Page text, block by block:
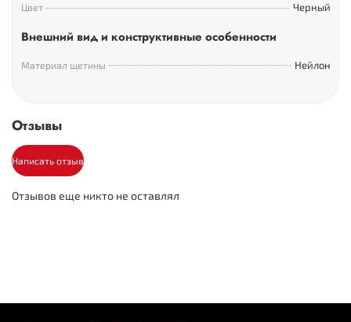
Цвет Черный
Внешний вид и конструктивные особенности
Материал щетины Нейлон
Отзывы
Написать отзыв
Отзывов еще никто не оставлял